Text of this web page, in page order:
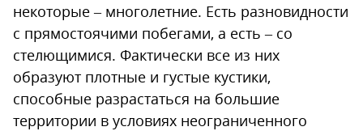
некоторые – многолетние. Есть разновидности
с прямостоячими побегами, а есть – со
стелющимися. Фактически все из них
образуют плотные и густые кустики,
способные разрастаться на большие
территории в условиях неограниченного